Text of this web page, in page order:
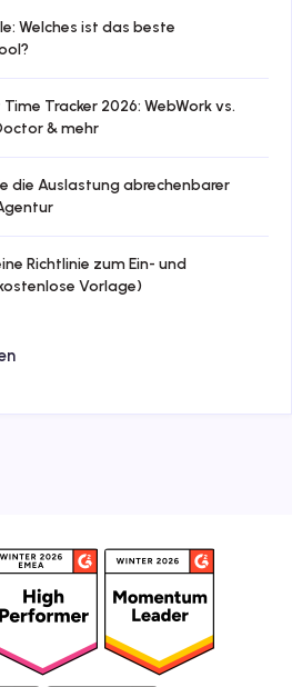
Welches ist das beste
Tracker 2026: WebWork vs.
& mehr
die Auslastung abrechenbarer
Richtlinie zum Ein- und
Vorlage)